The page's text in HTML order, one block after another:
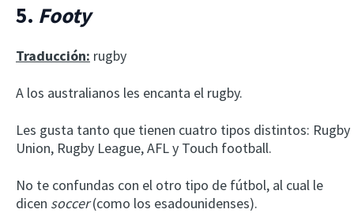
5. Footy
Traducción: rugby
A los australianos les encanta el rugby.
Les gusta tanto que tienen cuatro tipos distintos: Rugby
Union, Rugby League, AFL y Touch football.
No te confundas con el otro tipo de fútbol, al cual le
dicen soccer(como los esadounidenses).